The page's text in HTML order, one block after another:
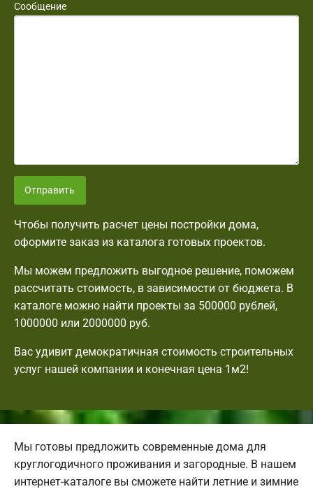
Сообщение
Отправить
Чтобы получить расчет цены постройки дома,
оформите заказ из каталога готовых проектов.
Мы можем предложить выгодное решение, поможем
рассчитать стоимость, в зависимости от бюджета. В
каталоге можно найти проекты за 500000 рублей,
1000000 или 2000000 руб.
Вас удивит демократичная стоимость строительных
услуг нашей компании и конечная цена 1м2!
Мы готовы предложить современные дома для
круглогодичного проживания и загородные. В нашем
интернет-каталоге вы сможете найти летние и зимние